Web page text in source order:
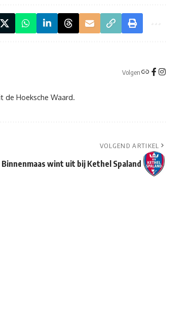
Volgen
de Hoeksche Waard.
VOLGEND ARTIKEL
Binnenmaas wint uit bij Kethel Spaland